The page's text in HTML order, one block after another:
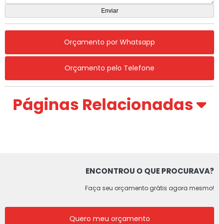
Orçamento por Whatsapp
Orçamento pelo Telefone
Páginas Relacionadas
ENCONTROU O QUE PROCURAVA?
Faça seu orçamento grátis agora mesmo!
Quero meu orçamento